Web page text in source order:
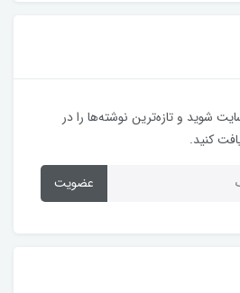
شوید و تازه‌ترین نوشته‌ها را در
کنید.
عضویت